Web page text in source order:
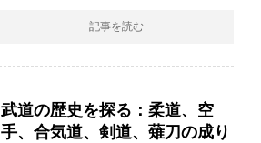
記事を読む
武道の歴史を探る：柔道、空
手、合気道、剣道、薙刀の成り